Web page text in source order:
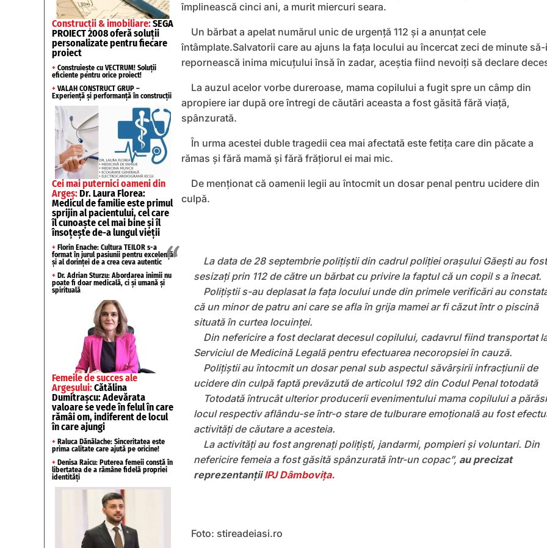
Construcții & imobiliare:SEGA
PROIECT 2008 oferă soluții
personalizate pentru fiecare
proiect
+ Construiește cu VECTRUM! Soluții
eficiente pentru orice proiect!
+ VALAH CONSTRUCT GRUP –
Experiență și performanță în construcții
Cei mai puternici oameni din
Argeș:Dr. Laura Florea:
Medicul de familie este primul
sprijin al pacientului, cel care
îl cunoaște cel mai bine și îl
însoțește de-a lungul vieții
+ Florin Enache: Cultura TEILOR s-a
format în jurul pasiunii pentru excelență
și al dorinței de a crea ceva autentic
+ Dr. Adrian Sturzu: Abordarea inimii nu
poate fi doar medicală, ci și umană și
spirituală
Femeile de succes ale
Argeșului:Cătălina
Dumitrașcu: Adevărata
valoare se vede în felul în care
rămâi om, indiferent de locul
în care ajungi
+ Raluca Dănălache: Sinceritatea este
prima calitate care ajută pe oricine!
+ Denisa Raicu: Puterea femeii constă în
libertatea de a rămâne fidelă propriei
identități
împlinească cinci ani, a murit miercuri seara.
Un bărbat a apelat numărul unic de urgență 112 și a anunțat cele
întâmplate.Salvatorii care au ajuns la fața locului au încercat zeci de minute să-i
repornească inima micuțului însă în zadar, aceștia fiind nevoiți să declare
La auzul acelor vorbe dureroase, mama copilului a fugit spre un câmp din
apropiere iar după ore întregi de căutări aceasta a fost găsită fără viață,
spânzurată.
În urma acestei duble tragedii cea mai afectată este fetița care din păcate a
rămas și fără mamă și fără frățiorul ei mai mic.
De menționat că oamenii legii au întocmit un dosar penal pentru ucidere din
culpă.
La data de 28 septembrie polițiștii din cadrul poliției orașului Găești au fost
sesizați prin 112 de către un bărbat cu privire la faptul că un copil s a înecat.
Polițiștii s-au deplasat la fața locului unde din primele verificări au
că un minor de patru ani care se afla în grija mamei ar fi căzut într o piscină
situată în curtea locuinței.
Din nefericire a fost declarat decesul copilului, cadavrul fiind transportat
Serviciul de Medicină Legală pentru efectuarea necoropsiei în cauză.
Polițiștii au întocmit un dosar penal sub aspectul săvârșirii infracțiunii de
ucidere din culpă faptă prevăzută de articolul 192 din Codul Penal totodată
Totodată întrucât ulterior producerii evenimentului mama copilului a
locul respectiv aflându-se într-o stare de tulburare emoțională au fost
activități de căutare a acesteia.
La activități au fost angrenați polițiști, jandarmi, pompieri și voluntari. Din
nefericire femeia a fost găsită spânzurată într-un copac”, au precizat
reprezentanțiiIPJ Dâmbovița.
Foto: stireadeiasi.ro